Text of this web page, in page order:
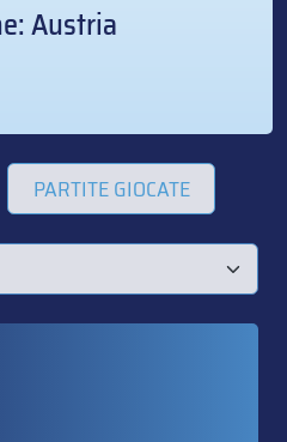
Austria
PARTITE GIOCATE